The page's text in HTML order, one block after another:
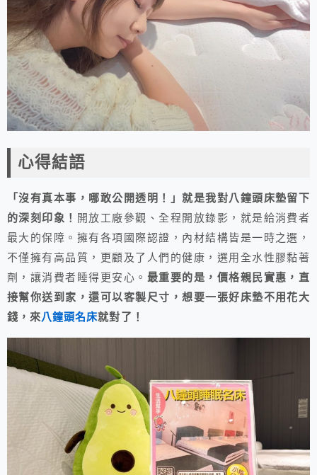
心得結語
「沒有真本事，哪敢公開透明！」就是我對八鐘頭床墊留下
的深刻印象！
開放工廠參觀、全程開放錄影，就是給消費者
最大的保障。擁有各項國際認證，內材結構皆是一時之選，
不僅擁有高品質，更顧及了人們的健康，選用全水性膠黏著
劑，讓消費者睡得更安心。 最重要的是，價格親民實惠，直
接幫你送到家，還可以客製尺寸，想要一張好床墊不用花大
錢，來八鐘頭名床就對了！